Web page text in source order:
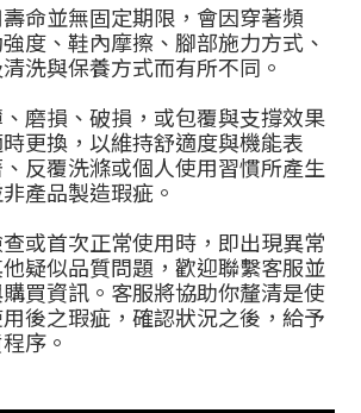
命並無固定期限，會因穿著頻
度、鞋內摩擦、腳部施力方式、
洗與保養方式而有所不同。
磨損、破損，或包覆與支撐效果
更換，以維持舒適度與機能表
反覆洗滌或個人使用習慣所產生
產品製造瑕疵。
或首次正常使用時，即出現異常
疑似品質問題，歡迎聯繫客服並
買資訊。客服將協助你釐清是使
後之瑕疵，確認狀況之後，給予
序。